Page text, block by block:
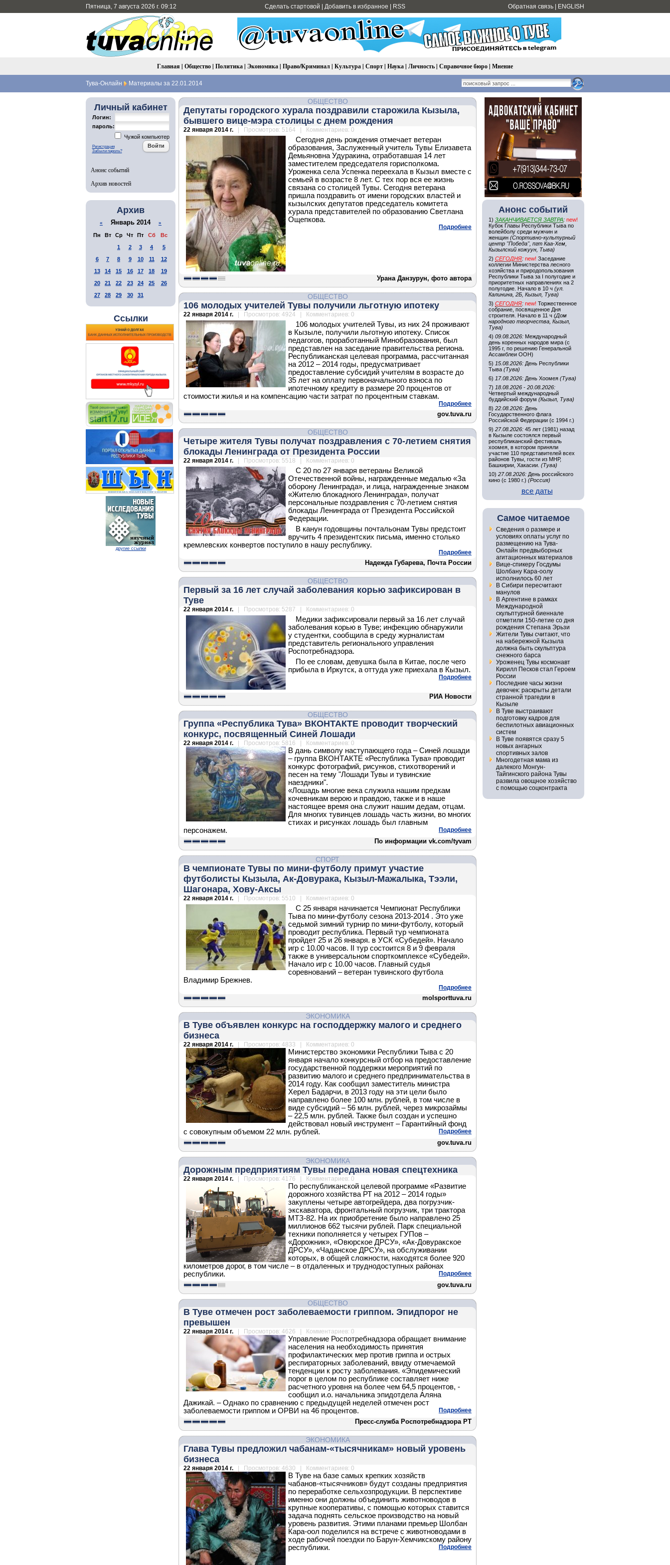
Пятница, 7 августа 2026 г. 09:12 Сделать стартовой Добавить в избранное RSS Обратная связь ENGLISH
Главная | Общество| Политика| Экономика| Право/Криминал| Культура| Спорт| Наука| Личность| Справочное бюро| Мнение
Тува-Онлайн Материалы за 22.01.2014
Личный кабинет
Логин:
пароль:
Чужой компьютер
Регистрация
Забыли пароль?
Анонс событий
Архив новостей
Архив
« Январь 2014 »
Пн Вт Ср Чт Пт Сб
Вс
1
2 3 4
5
6
7 8 9 10 11
12
13
14 15 16 17 18
19
20
21 22 23 24 25
26
27
28 29 30 31
Ссылки
другие ссылки
ОБЩЕСТВО
Депутаты городского хурала поздравили старожила Кызыла,
бывшего вице-мэра столицы с днем рождения
22 января 2014 г. | Просмотров: 5164 | Комментариев: 0
Сегодня день рождения отмечает ветеран
образования, Заслуженный учитель Тувы Елизавета
Демьяновна Удуракина, отработавшая 14 лет
заместителем председателя горисполкома.
Уроженка села Успенка переехала в Кызыл вместе с
семьей в возрасте 8 лет. С тех пор вся ее жизнь
связана со столицей Тувы. Сегодня ветерана
пришла поздравить от имени городских властей и
кызылских депутатов председатель комитета
хурала представителей по образованию Светлана
Ощепкова.
Подробнее
Урана Данзурун, фото автора
ОБЩЕСТВО
106 молодых учителей Тувы получили льготную ипотеку
22 января 2014 г. | Просмотров: 4924 | Комментариев: 0
106 молодых учителей Тувы, из них 24 проживают
в Кызыле, получили льготную ипотеку. Список
педагогов, проработанный Минобразования, был
представлен на заседание правительства региона.
Республиканская целевая программа, рассчитанная
на 2012 – 2014 годы, предусматривает
предоставление субсидий учителям в возрасте до
35 лет на оплату первоначального взноса по
ипотечному кредиту в размере 20 процентов от
стоимости жилья и на компенсацию части затрат по процентным ставкам.
Подробнее
gov.tuva.ru
ОБЩЕСТВО
Четыре жителя Тувы получат поздравления с 70-летием снятия
блокады Ленинграда от Президента России
22 января 2014 г. | Просмотров: 5518 | Комментариев: 0
С 20 по 27 января ветераны Великой
Отечественной войны, награжденные медалью «За
оборону Ленинграда», и лица, награжденные знаком
«Жителю блокадного Ленинграда», получат
персональные поздравления с 70-летием снятия
блокады Ленинграда от Президента Российской
Федерации.
В канун годовщины почтальонам Тувы предстоит
вручить 4 президентских письма, именно столько
кремлевских конвертов поступило в нашу республику.
Подробнее
Надежда Губарева, Почта России
ОБЩЕСТВО
Первый за 16 лет случай заболевания корью зафиксирован в
Туве
22 января 2014 г. | Просмотров: 5287 | Комментариев: 0
Медики зафиксировали первый за 16 лет случай
заболевания корью в Туве; инфекцию обнаружили
у студентки, сообщила в среду журналистам
представитель регионального управления
Роспотребнадзора.
По ее словам, девушка была в Китае, после чего
прибыла в Иркутск, а оттуда уже приехала в Кызыл.
Подробнее
РИА Новости
ОБЩЕСТВО
Группа «Республика Тува» ВКОНТАКТЕ проводит творческий
конкурс, посвященный Синей Лошади
22 января 2014 г. | Просмотров: 5816 | Комментариев: 0
В дань символу наступающего года – Синей лошади
– группа ВКОНТАКТЕ «Республика Тува» проводит
конкурс фотографий, рисунков, стихотворений и
песен на тему "Лошади Тувы и тувинские
наездники".
«Лошадь многие века служила нашим предкам
кочевникам верою и правдою, также и в наше
настоящее время она служит нашим дедам, отцам.
Для многих тувинцев лошадь часть жизни, во многих
стихах и рисунках лошадь был главным
персонажем.
Подробнее
По информации vk.com/tyvam
СПОРТ
В чемпионате Тувы по мини-футболу примут участие
футболисты Кызыла, Ак-Довурака, Кызыл-Мажалыка, Тээли,
Шагонара, Хову-Аксы
22 января 2014 г. | Просмотров: 5510 | Комментариев: 0
С 25 января начинается Чемпионат Республики
Тыва по мини-футболу сезона 2013-2014 . Это уже
седьмой зимний турнир по мини-футболу, который
проводит республика. Первый тур чемпионата
пройдет 25 и 26 января. в УСК «Субедей». Начало
игр с 10.00 часов. II тур состоится 8 и 9 февраля
также в универсальном спорткомплексе «Субедей».
Начало игр с 10.00 часов. Главный судья
соревнований – ветеран тувинского футбола
Владимир Брежнев.
Подробнее
molsporttuva.ru
ЭКОНОМИКА
В Туве объявлен конкурс на господдержку малого и среднего
бизнеса
22 января 2014 г. | Просмотров: 4833 | Комментариев: 0
Министерство экономики Республики Тыва с 20
января начало конкурсный отбор на предоставление
государственной поддержки мероприятий по
развитию малого и среднего предпринимательства в
2014 году. Как сообщил заместитель министра
Херел Бадарчи, в 2013 году на эти цели было
направлено более 100 млн. рублей, в том числе в
виде субсидий – 56 млн. рублей, через микрозаймы
– 22,5 млн. рублей. Также был создан и успешно
действовал новый инструмент – Гарантийный фонд
с совокупным объемом 22 млн. рублей.
Подробнее
gov.tuva.ru
ЭКОНОМИКА
Дорожным предприятиям Тувы передана новая спецтехника
22 января 2014 г. | Просмотров: 4176 | Комментариев: 0
По республиканской целевой программе «Развитие
дорожного хозяйства РТ на 2012 – 2014 годы»
закуплены четыре автогрейдера, два погрузчик-
экскаватора, фронтальный погрузчик, три трактора
МТЗ-82. На их приобретение было направлено 25
миллионов 662 тысячи рублей. Парк специальной
техники пополняется у четырех ГУПов –
«Дорожник», «Овюрское ДРСУ», «Ак-Довуракское
ДРСУ», «Чаданское ДРСУ», на обслуживании
которых, в общей сложности, находятся более 920
километров дорог, в том числе – в отдаленных и труднодоступных районах
республики.
Подробнее
gov.tuva.ru
ОБЩЕСТВО
В Туве отмечен рост заболеваемости гриппом. Эпидпорог не
превышен
22 января 2014 г. | Просмотров: 4626 | Комментариев: 0
Управление Роспотребнадзора обращает внимание
населения на необходимость принятия
профилактических мер против гриппа и острых
респираторных заболеваний, ввиду отмечаемой
тенденции к росту заболевания. «Эпидемический
порог в целом по республике составляет ниже
расчетного уровня на более чем 64,5 процентов, -
сообщил и.о. начальника эпидотдела Аляна
Дажикай. – Однако по сравнению с предыдущей неделей отмечен рост
заболеваемости гриппом и ОРВИ на 46 процентов.
Подробнее
Пресс-служба Роспотребнадзора РТ
ЭКОНОМИКА
Глава Тувы предложил чабанам-«тысячникам» новый уровень
бизнеса
22 января 2014 г. | Просмотров: 4630 | Комментариев: 0
В Туве на базе самых крепких хозяйств
чабанов-«тысячников» будут созданы предприятия
по переработке сельхозпродукции. В перспективе
именно они должны объединить животноводов в
крупные кооперативы, с помощью которых ставится
задача поднять сельское производство на новый
уровень развития. Этими планами премьер Шолбан
Кара-оол поделился на встрече с животноводами в
ходе рабочей поездки по Барун-Хемчикскому району
республики.
Подробнее
Анонс событий
1) ЗАКАНЧИВАЕТСЯ ЗАВТРА: new!
Кубок Главы Республики Тыва по
волейболу среди мужчин и
женщин (Спортивно-культурный
центр "Победа", пгт Каа-Хем,
Кызылский кожуун, Тыва)
2) СЕГОДНЯ: new! Заседание
коллегии Министерства лесного
хозяйства и природопользования
Республики Тыва за I полугодие и
приоритетных направлениях на 2
полугодие. Начало в 10 ч (ул.
Калинина, 2Б, Кызыл, Тува)
3) СЕГОДНЯ: new! Торжественное
собрание, посвященное Дня
строителя. Начало в 11 ч (Дом
народного творчества, Кызыл,
Тува)
4) 09.08.2026: Международный
день коренных народов мира (с
1995 г, по решению Генеральной
Ассамблеи ООН)
5) 15.08.2026: День Республики
Тыва (Тува)
6) 17.08.2026: День Хоомея (Тува)
7) 18.08.2026 - 20.08.2026:
Четвертый международный
буддийский форум (Кызыл, Тува)
8) 22.08.2026: День
Государственного флага
Российской Федерации (с 1994 г.)
9) 27.08.2026: 45 лет (1981) назад
в Кызыле состоялся первый
республиканский фестиваль
хоомея, в котором приняли
участие 110 представителей всех
районов Тувы, гости из МНР,
Башкирии, Хакасии. (Тува)
10) 27.08.2026: День российского
кино (с 1980 г.) (Россия)
все даты
Самое читаемое
Сведения о размере и
условиях оплаты услуг по
размещению на Тува-
Онлайн предвыборных
агитационных материалов
Вице-спикеру Госдумы
Шолбану Кара-оолу
исполнилось 60 лет
В Сибири пересчитают
манулов
В Аргентине в рамках
Международной
скульптурной биеннале
отметили 150-летие со дня
рождения Степана Эрьзи
Жители Тувы считают, что
на набережной Кызыла
должна быть скульптура
снежного барса
Уроженец Тувы космонавт
Кирилл Песков стал Героем
России
Последние часы жизни
девочек: раскрыты детали
странной трагедии в
Кызыле
В Туве выстраивают
подготовку кадров для
беспилотных авиационных
систем
В Туве появятся сразу 5
новых ангарных
спортивных залов
Многодетная мама из
далекого Монгун-
Тайгинского района Тувы
развила овощное хозяйство
с помощью соцконтракта